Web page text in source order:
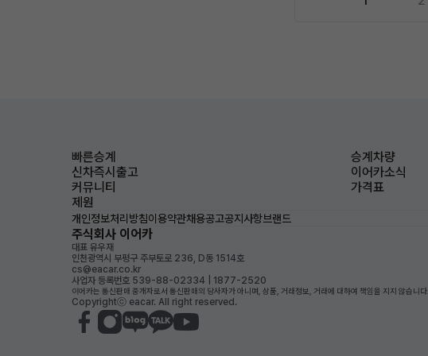
빠른승계
승계차량
신차즉시출고
이어카소식
커뮤니티
가격표
제원
개인정보처리방침이용약관채용공고공지사항브랜드
주식회사 이어카
대표 유우재
인천광역시 부평구 주부토로 236, D동 1514호
cs@eacar.co.kr
사업자 등록번호 539-88-02334 | 1877-2520
이어카는 통신판매 중개자로서 통신판매의 당사자가 아니며, 상품, 거래정보, 거래에 대하여 책임을 지지 않습니다.
Copyrightⓒ eacar. All right reserved.